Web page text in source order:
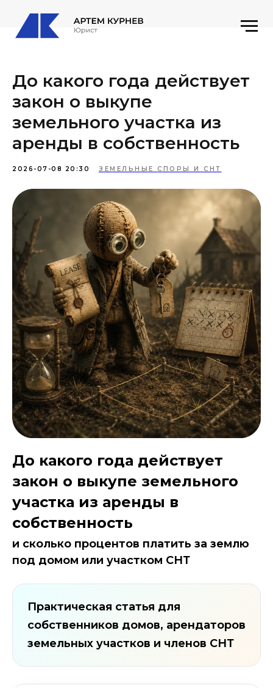
До какого года действует
закон о выкупе
земельного участка из
аренды в собственность
2026-07-08 20:30 ЗЕМЕЛЬНЫЕ СПОРЫ И СНТ
До какого года действует
закон о выкупе земельного
участка из аренды в
собственность
и сколько процентов платить за землю
под домом или участком СНТ
Практическая статья для
собственников домов, арендаторов
земельных участков и членов СНТ